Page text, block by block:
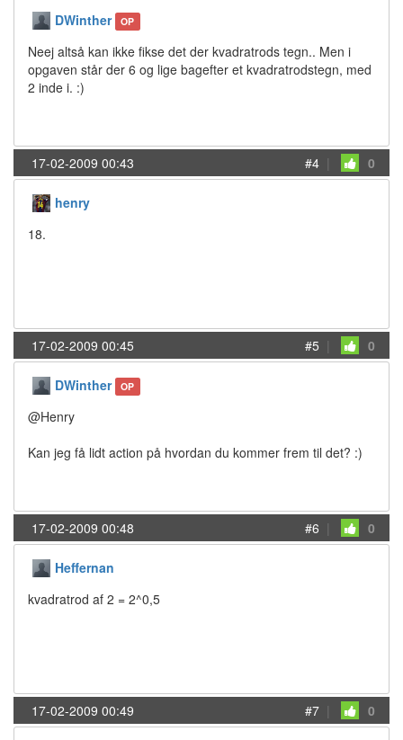
DWinther OP
Neej altså kan ikke fikse det der kvadratrods tegn.. Men i
opgaven står der 6 og lige bagefter et kvadratrodstegn, med
2 inde i. :)
17-02-2009 00:43 #4 | 0
henry
18.
17-02-2009 00:45 #5 | 0
DWinther OP
@Henry
Kan jeg få lidt action på hvordan du kommer frem til det? :)
17-02-2009 00:48 #6 | 0
Heffernan
kvadratrod af 2 = 2^0,5
17-02-2009 00:49 #7 | 0